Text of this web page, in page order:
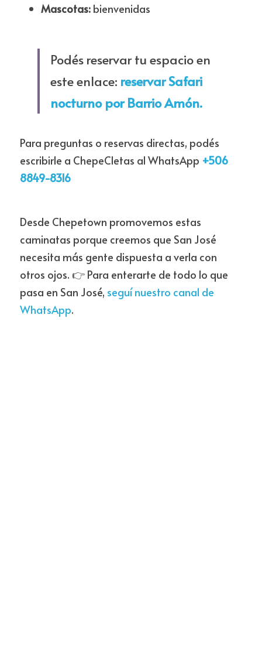
Mascotas: bienvenidas
Podés reservar tu espacio en
este enlace: reservar Safari
nocturno por Barrio Amón.
Para preguntas o reservas directas, podés
escribirle a ChepeCletas al WhatsApp
8849-8316
Desde Chepetown promovemos estas
caminatas porque creemos que San José
necesita más gente dispuesta a verla con
otros ojos. 👉 Para enterarte de todo lo que
pasa en San José, seguí nuestro canal de
WhatsApp.